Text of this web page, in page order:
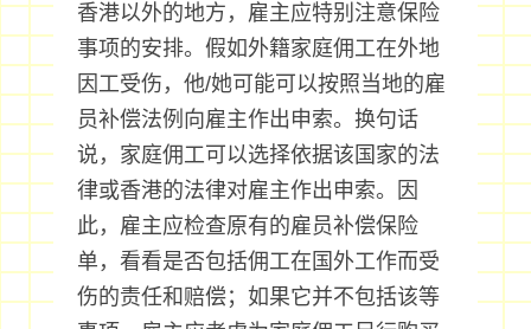
香港以外的地方，雇主应特别注意保险
事项的安排。假如外籍家庭佣工在外地
因工受伤，他/她可能可以按照当地的雇
员补偿法例向雇主作出申索。换句话
说，家庭佣工可以选择依据该国家的法
律或香港的法律对雇主作出申索。因
此，雇主应检查原有的雇员补偿保险
单，看看是否包括佣工在国外工作而受
伤的责任和赔偿；如果它并不包括该等